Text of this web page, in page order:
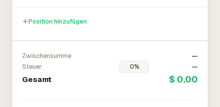
Position hinzufügen
Zwischensumme
—
Steuer
—
Gesamt $ 0.00